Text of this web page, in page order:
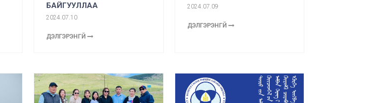
БАЙГУУЛЛАА
2024.07.10
ДЭЛГЭРЭНГҮЙ
2024.07.09
ДЭЛГЭРЭНГҮЙ